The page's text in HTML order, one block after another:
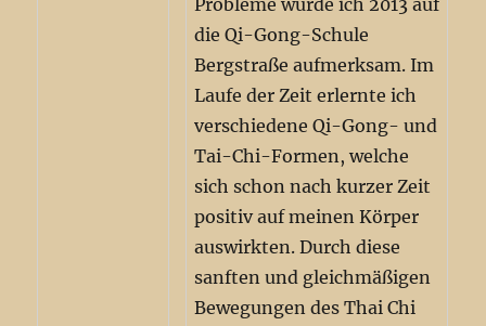
Probleme wurde ich 2013 auf
die Qi-Gong-Schule
Bergstraße aufmerksam. Im
Laufe der Zeit erlernte ich
verschiedene Qi-Gong- und
Tai-Chi-Formen, welche
sich schon nach kurzer Zeit
positiv auf meinen Körper
auswirkten. Durch diese
sanften und gleichmäßigen
Bewegungen des Thai Chi